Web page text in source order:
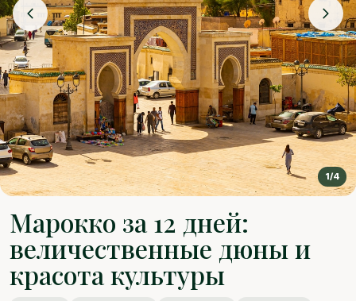
Марокко за 12 дней:
величественные дюны и
красота культуры
1/4